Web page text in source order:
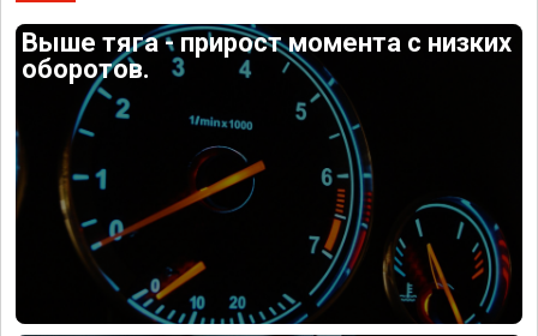
Выше тяга - прирост момента с низких
оборотов.